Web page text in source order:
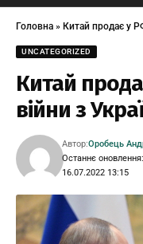
Головна » Китай продає у
UNCATEGORIZED
Китай
війни з
Останнє оновлення:
16.07.2022 13:15
Автор:Оробець